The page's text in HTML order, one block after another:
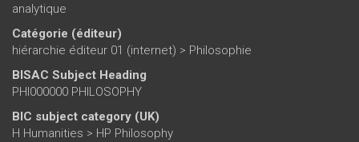
analytique
Catégorie (éditeur)
hiérarchie éditeur 01 (internet) > Philosophie
BISAC Subject Heading
PHI000000 PHILOSOPHY
BIC subject category (UK)
H Humanities > HP Philosophy